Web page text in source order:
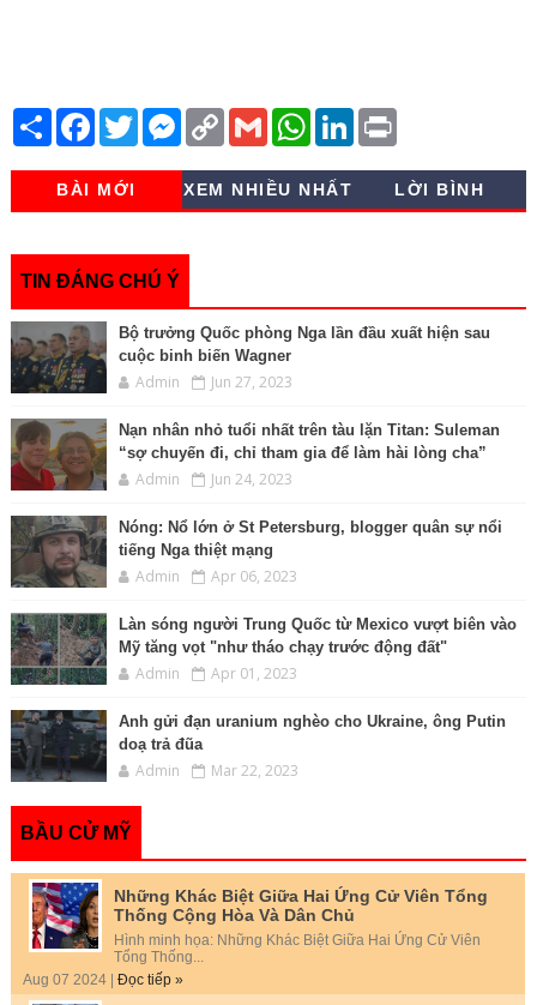
S
r
e
F
e
b
o
k
T
w
t
e
M
s
e
n
e
C
y
L
i
G
m
i
l
W
t
s
A
L
k
d
P
n
t
BÀI MỚI XEM NHIỀU NHẤT LỜI BÌNH
TIN ĐÁNG CHÚ Ý
Bộ trưởng Quốc phòng Nga lần đầu xuất hiện sau
cuộc binh biến Wagner
Admin Jun 27, 2023
Nạn nhân nhỏ tuổi nhất trên tàu lặn Titan: Suleman
“sợ chuyến đi, chỉ tham gia để làm hài lòng cha”
Admin Jun 24, 2023
Nóng: Nổ lớn ở St Petersburg, blogger quân sự nổi
tiếng Nga thiệt mạng
Admin Apr 06, 2023
Làn sóng người Trung Quốc từ Mexico vượt biên vào
Mỹ tăng vọt "như tháo chạy trước động đất"
Admin Apr 01, 2023
Anh gửi đạn uranium nghèo cho Ukraine, ông Putin
doạ trả đũa
Admin Mar 22, 2023
BẦU CỬ MỸ
Những Khác Biệt Giữa Hai Ứng Cử Viên Tổng
Thống Cộng Hòa Và Dân Chủ
Hình minh họa: Những Khác Biệt Giữa Hai Ứng Cử Viên
Tổng Thống...
Aug 07 2024 | Đọc tiếp »